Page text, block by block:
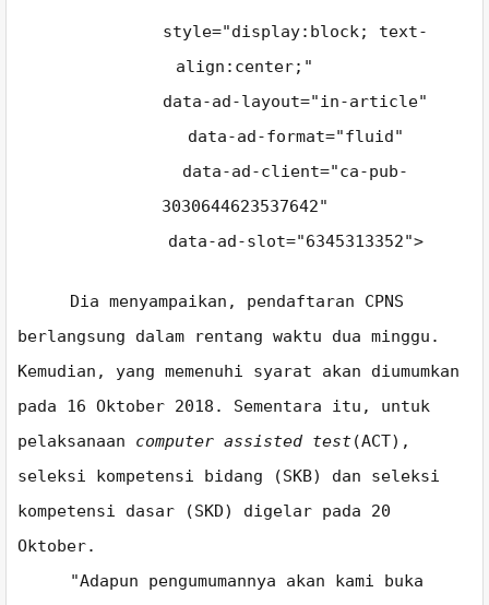
style="display:block; text-
align:center;"
data-ad-layout="in-article"
data-ad-format="fluid"
data-ad-client="ca-pub-
3030644623537642"
data-ad-slot="6345313352">
Dia menyampaikan, pendaftaran CPNS
berlangsung dalam rentang waktu dua minggu.
Kemudian, yang memenuhi syarat akan diumumkan
pada 16 Oktober 2018. Sementara itu, untuk
pelaksanaan computer assisted test(ACT),
seleksi kompetensi bidang (SKB) dan seleksi
kompetensi dasar (SKD) digelar pada 20
Oktober.
"Adapun pengumumannya akan kami buka